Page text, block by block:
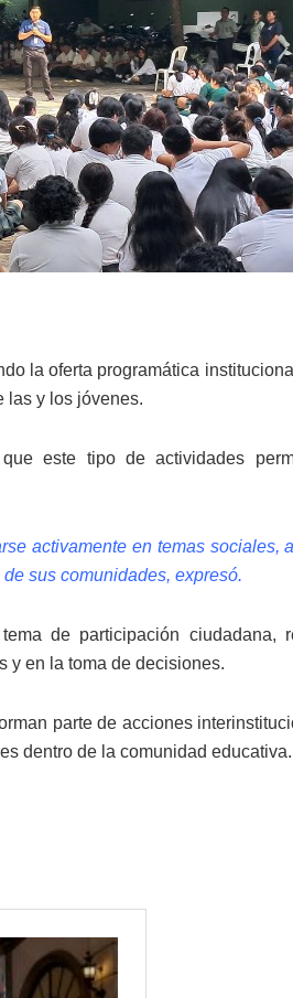
la oferta programática
las y los jóvenes.
este tipo de actividades
activamente en temas sociales,
sus comunidades, expresó.
de participación ciudadana,
y en la toma de decisiones.
parte de acciones
dentro de la comunidad educativa.